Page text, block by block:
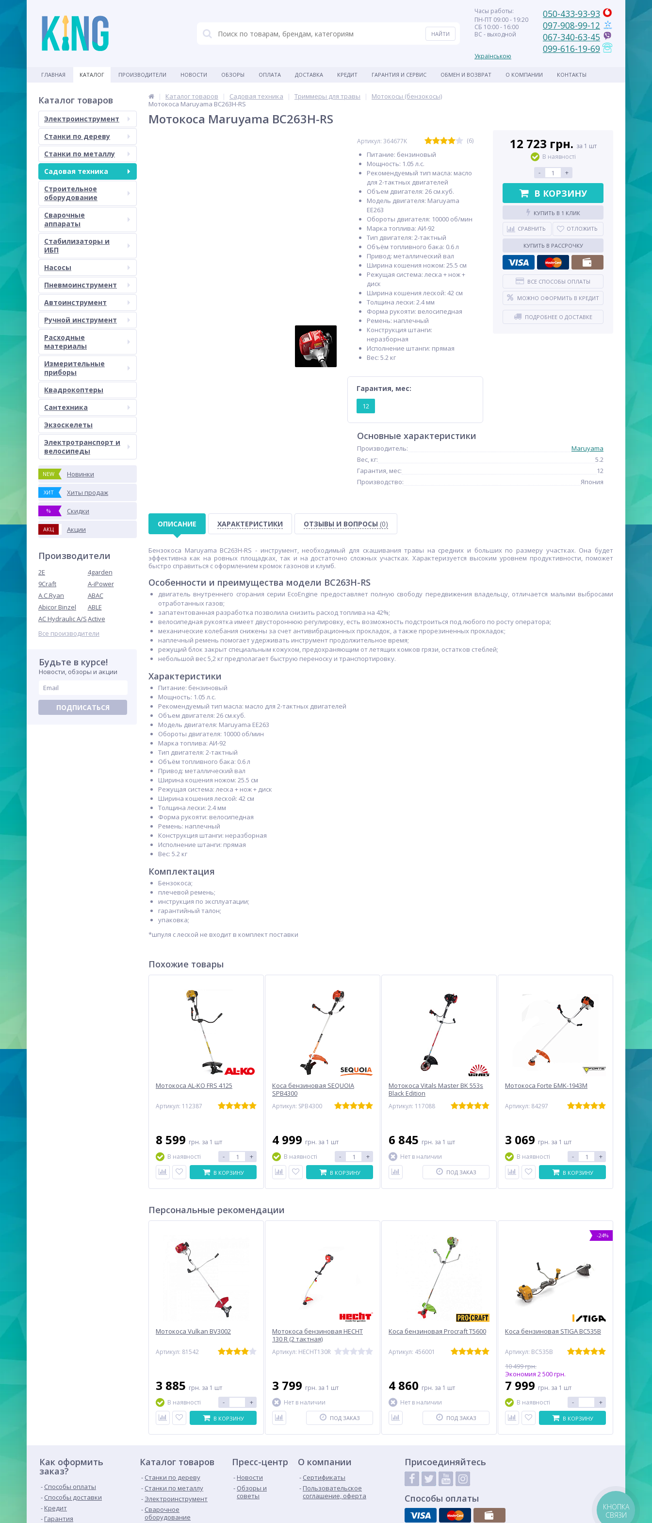
Часы работы:
ПН-ПТ 09:00 - 19:20
СБ 10:00 - 16:00
ВС - выходной
Українською
050-433-93-93
097-908-99-12
067-340-63-45
099-616-19-69
ГЛАВНАЯ КАТАЛОГ ПРОИЗВОДИТЕЛИ НОВОСТИ ОБЗОРЫ ОПЛАТА ДОСТАВКА КРЕДИТ ГАРАНТИЯ И СЕРВИС ОБМЕН И ВОЗВРАТ О КОМПАНИИ КОНТАКТЫ
Каталог товаров
Электроинструмент
Станки по дереву
Станки по металлу
Садовая техника
Строительное
оборудование
Сварочные
аппараты
Стабилизаторы и
ИБП
Насосы
Пневмоинструмент
Автоинструмент
Ручной инструмент
Расходные
материалы
Измерительные
приборы
Квадрокоптеры
Сантехника
Экзоскелеты
Электротранспорт и
велосипеды
NEW Новинки
ХИТ Хиты продаж
% Скидки
АКЦ Акции
Производители
2E
4garden
9Craft
A-iPower
A.C.Ryan
ABAC
Abicor Binzel
ABLE
AC Hydraulic A/SActive
Все производители
Будьте в курсе!
Новости, обзоры и акции
ПОДПИСАТЬСЯ
Каталог товаров Садовая техника Триммеры для травы
Мотокосы (бензокосы)
Мотокоса Maruyama BC263H-RS
Мотокоса Maruyama BC263H-RS
Артикул: 364677K (6)
Питание: бензиновый
Мощность: 1.05 л.с.
Рекомендуемый тип масла: масло
для 2-тактных двигателей
Объем двигателя: 26 см.куб.
Модель двигателя: Maruyama
ЕЕ263
Обороты двигателя: 10000 об/мин
Марка топлива: АИ-92
Тип двигателя: 2-тактный
Объём топливного бака: 0.6 л
Привод: металлический вал
Ширина кошения ножом: 25.5 см
Режущая система: леска + нож +
диск
Ширина кошения леской: 42 см
Толщина лески: 2.4 мм
Форма рукояти: велосипедная
Ремень: наплечный
Конструкция штанги:
неразборная
Исполнение штанги: прямая
Вес: 5.2 кг
Гарантия, мес:
12
12 723 грн. за 1 шт
В наявності
- +
В КОРЗИНУ
КУПИТЬ В 1 КЛИК
СРАВНИТЬ ОТЛОЖИТЬ
КУПИТЬ В РАССРОЧКУ
ВСЕ СПОСОБЫ ОПЛАТЫ
МОЖНО ОФОРМИТЬ В КРЕДИТ
ПОДРОБНЕЕ О ДОСТАВКЕ
Основные характеристики
Производитель:
Maruyama
Вес, кг:
5.2
Гарантия, мес:
12
Производство:
Япония
ОПИСАНИЕ ХАРАКТЕРИСТИКИ ОТЗЫВЫ И ВОПРОСЫ (0)
Бензокоса Maruyama BC263H-RS - инструмент, необходимый для скашивания травы на средних и больших по размеру участках. Она будет
эффективна как на ровных площадках, так и на достаточно сложных участках. Характеризуется высоким уровнем продуктивности, поможет
быстро справиться с оформлением кромок газонов и клумб.
Особенности и преимущества модели BC263H-RS
двигатель внутреннего сгорания серии EcoEngine предоставляет полную свободу передвижения владельцу, отличается малыми выбросами
отработанных газов;
запатентованная разработка позволила снизить расход топлива на 42%;
велосипедная рукоятка имеет двустороннюю регулировку, есть возможность подстроиться под любого по росту оператора;
механические колебания снижены за счет антивибрационных прокладок, а также прорезиненных прокладок;
наплечный ремень помогает удерживать инструмент продолжительное время;
режущий блок закрыт специальным кожухом, предохраняющим от летящих комков грязи, остатков стеблей;
небольшой вес 5,2 кг предполагает быструю переноску и транспортировку.
Характеристики
Питание: бензиновый
Мощность: 1.05 л.с.
Рекомендуемый тип масла: масло для 2-тактных двигателей
Объем двигателя: 26 см.куб.
Модель двигателя: Maruyama ЕЕ263
Обороты двигателя: 10000 об/мин
Марка топлива: АИ-92
Тип двигателя: 2-тактный
Объём топливного бака: 0.6 л
Привод: металлический вал
Ширина кошения ножом: 25.5 см
Режущая система: леска + нож + диск
Ширина кошения леской: 42 см
Толщина лески: 2.4 мм
Форма рукояти: велосипедная
Ремень: наплечный
Конструкция штанги: неразборная
Исполнение штанги: прямая
Вес: 5.2 кг
Комплектация
Бензокоса;
плечевой ремень;
инструкция по эксплуатации;
гарантийный талон;
упаковка;
*шпуля с леской не входит в комплект поставки
Похожие товары
Мотокоса AL-KO FRS 4125
Артикул: 112387
8 599 грн. за 1 шт
В наявності
- +
В КОРЗИНУ
Коса бензиновая SEQUOIA
SPB4300
Артикул: SPB4300
4 999 грн. за 1 шт
В наявності
- +
В КОРЗИНУ
Мотокоса Vitals Master BK 553s
Black Edition
Артикул: 117088
6 845 грн. за 1 шт
Нет в наличии
ПОД ЗАКАЗ
Мотокоса Forte БMK-1943М
Артикул: 84297
3 069 грн. за 1 шт
В наявності
- +
В КОРЗИНУ
Персональные рекомендации
Мотокоса Vulkan BV3002
Артикул: 81542
3 885 грн. за 1 шт
В наявності
- +
В КОРЗИНУ
Мотокоса бензиновая HECHT
130 R (2 тактная)
Артикул: HECHT130R
3 799 грн. за 1 шт
Нет в наличии
ПОД ЗАКАЗ
Коса бензиновая Procraft T5600
Артикул: 456001
4 860 грн. за 1 шт
Нет в наличии
ПОД ЗАКАЗ
-24%
Коса бензиновая STIGA BC535B
Артикул: BC535B
10 499 грн.
Экономия 2 500 грн.
7 999 грн. за 1 шт
В наявності
- +
В КОРЗИНУ
Как оформить
заказ?
Способы оплаты
Способы доставки
Кредит
Гарантия
Каталог товаров
Станки по дереву
Станки по металлу
Электроинструмент
Сварочное
оборудование
Пресс-центр
Новости
Обзоры и
советы
О компании
Сертификаты
Пользовательское
соглашение, оферта
Присоединяйтесь
Способы оплаты
КНОПКА
СВЯЗИ